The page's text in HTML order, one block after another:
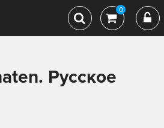
0
Русское